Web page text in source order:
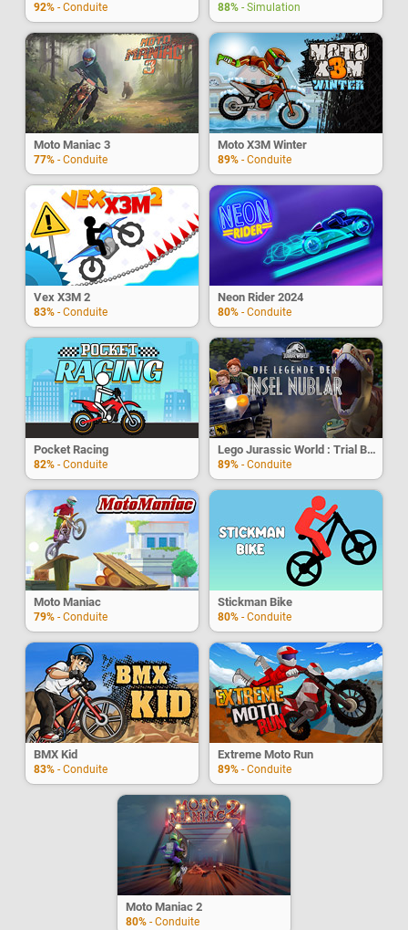
92% - Conduite 88% - Simulation
Moto Maniac 3
77% - Conduite
Moto X3M Winter
89% - Conduite
Vex X3M 2
83% - Conduite
Neon Rider 2024
80% - Conduite
Pocket Racing
82% - Conduite
Lego Jurassic World : Trial Bike
89% - Conduite
Moto Maniac
79% - Conduite
Stickman Bike
80% - Conduite
BMX Kid
83% - Conduite
Extreme Moto Run
89% - Conduite
Moto Maniac 2
80% - Conduite